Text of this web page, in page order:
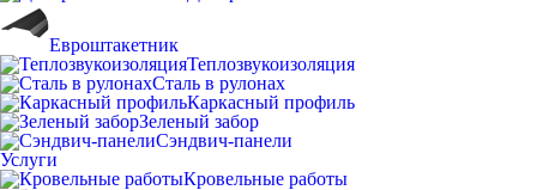
Евроштакетник
Теплозвукоизоляция
Сталь в рулонах
Каркасный профиль
Зеленый забор
Сэндвич-панели
Услуги
Кровельные работы